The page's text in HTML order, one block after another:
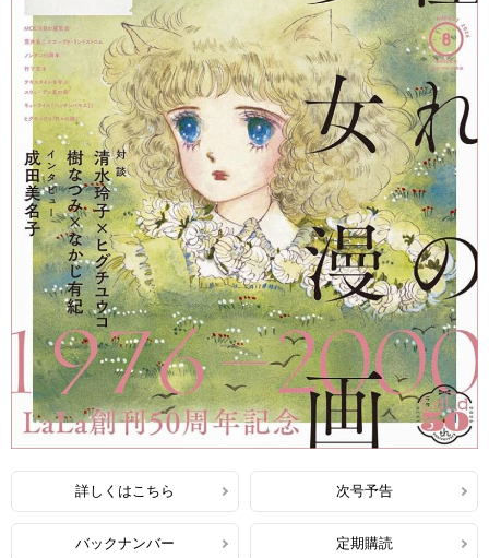
詳しくはこちら 次号予告
バックナンバー 定期購読